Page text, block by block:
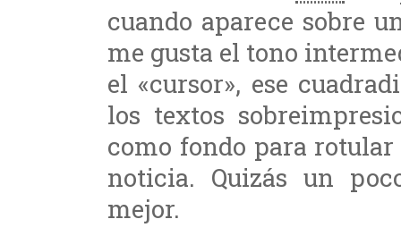
cuando aparece sobre
me gusta el tono
el «cursor», ese
los textos
como fondo para rotular
noticia. Quizás un
mejor.